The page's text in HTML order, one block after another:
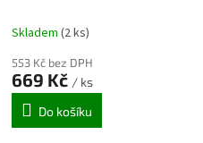
Skladem (2 ks)
553 Kč bez DPH
669 Kč / ks
Do košíku